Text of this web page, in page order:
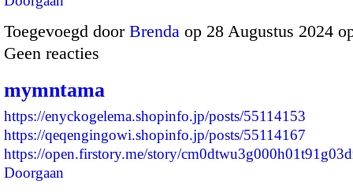
Toegevoegd door Brenda op 28 Augustus 2024
Geen reacties
mymntama
https://enyckogelema.shopinfo.jp/posts/55114153
https://qeqengingowi.shopinfo.jp/posts/55114167
https://open.firstory.me/story/
Doorgaan